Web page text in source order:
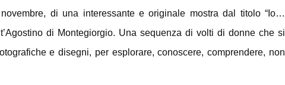
di una interessante e originale mostra dal titolo “Io…
di Montegiorgio. Una sequenza di volti di donne che si
e disegni, per esplorare, conoscere, comprendere, non